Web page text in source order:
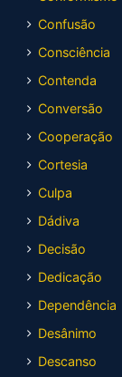
Confusão
Consciência
Contenda
Conversão
Cooperação
Cortesia
Culpa
Dádiva
Decisão
Dedicação
Dependência
Desânimo
Descanso